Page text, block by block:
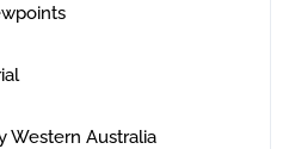
Western Australia